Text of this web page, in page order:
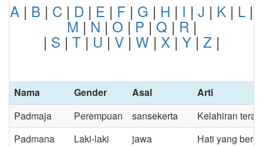
A | B | C | D | E | F | G | H | I | J | K | L |
M |N |O | P |Q |R|
| S | T| U| V | W| X| Y| Z |
Nama Gender Asal
Arti
Padmaja
Perempuan sansekerta
Kelahiran
Padmana
Laki-laki jawa
Hati yang